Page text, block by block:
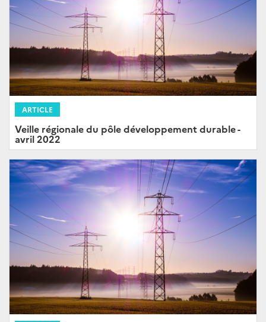
ARTICLE
Veille régionale du pôle développement durable -
avril 2022